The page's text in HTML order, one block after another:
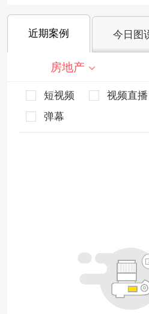
近期案例 今日图
房地产
短视频 视频直播
弹幕